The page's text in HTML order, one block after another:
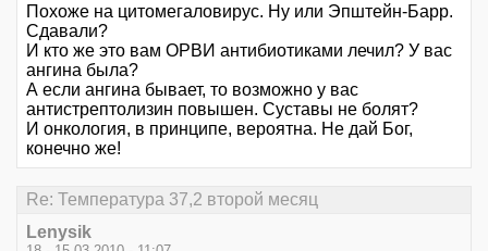
Похоже на цитомегаловирус. Ну или Эпштейн-Барр.
Сдавали?
И кто же это вам ОРВИ антибиотиками лечил? У вас
ангина была?
А если ангина бывает, то возможно у вас
антистрептолизин повышен. Суставы не болят?
И онкология, в принципе, вероятна. Не дай Бог,
конечно же!
Re: Температура 37,2 второй месяц
Lenysik